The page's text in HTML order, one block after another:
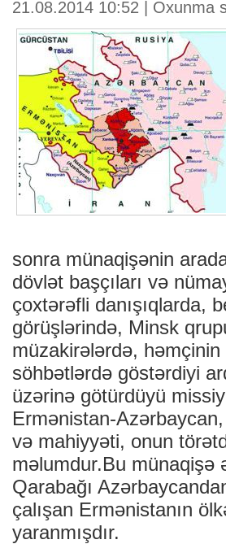
21.08.2014 10:52 | Oxunma
sonra münaqişənin
dövlət başçıları və
çoxtərəfli danışıqlarda,
görüşlərində, Minsk
müzakirələrdə,
söhbətlərdə göstərdiyi
üzərinə götürdüyü
Ermənistan-
və mahiyyəti, onun
məlumdur.Bu münaqişə
Qarabağı
çalışan Ermənistanın
yaranmışdır.